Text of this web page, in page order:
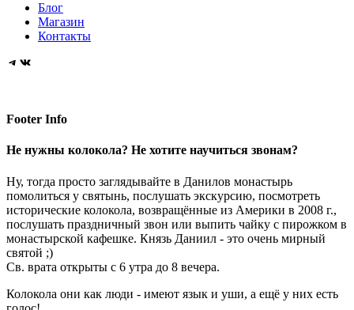
Блог
Магазин
Контакты
Telegram
VK
Footer Info
Не нужны колокола? Не хотите научиться звонам?
Ну, тогда просто заглядывайте в Данилов монастырь
помолиться у святынь, послушать экскурсию, посмотреть
исторические колокола, возвращённые из Америки в 2008 г.,
послушать праздничный звон или выпить чайку с пирожком в
монастырской кафешке. Князь Даниил - это очень мирный
святой ;)
Св. врата открыты с 6 утра до 8 вечера.
Колокола они как люди - имеют язык и уши, а ещё у них есть